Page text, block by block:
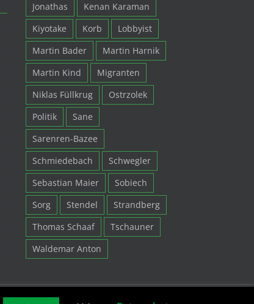
Jonathas
Kenan Karaman
Kiyotake
Korb
Lobbyist
Martin Bader
Martin Harnik
Martin Kind
Migranten
Niklas Füllkrug
Ostrzolek
Politik
Sane
Sarenren-Bazee
Schmiedebach
Schwegler
Sebastian Maier
Sobiech
Sorg
Stendel
Strandberg
Thomas Schaaf
Tschauner
Waldemar Anton